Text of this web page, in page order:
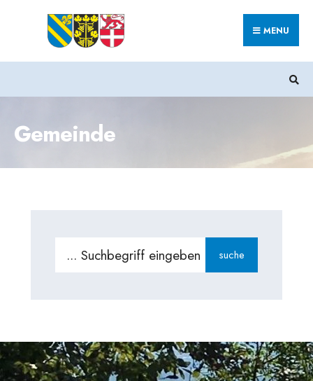
MENU
Gemeinde
suche